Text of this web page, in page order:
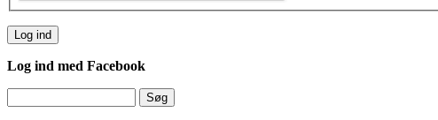
Log ind med Facebook